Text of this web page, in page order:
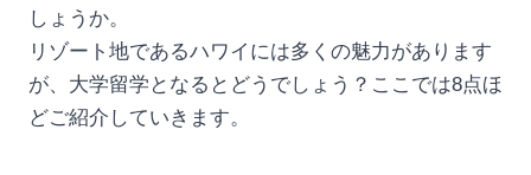
しょうか。
リゾート地であるハワイには多くの魅力があります
が、大学留学となるとどうでしょう？ここでは8点ほ
どご紹介していきます。